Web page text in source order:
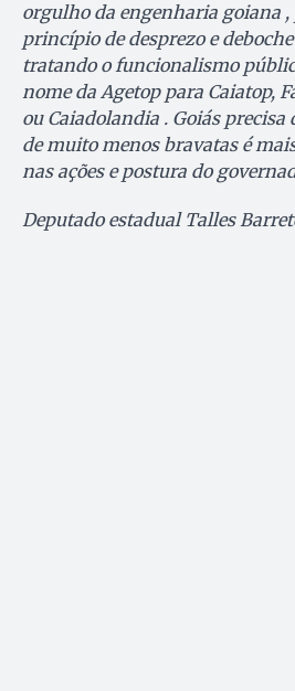
orgulho da engenharia goiana
princípio de desprezo e
tratando o funcionalismo
nome da Agetop para Caiatop,
ou Caiadolandia . Goiás precisa
de muito menos bravatas é
nas ações e postura do
Deputado estadual Talles